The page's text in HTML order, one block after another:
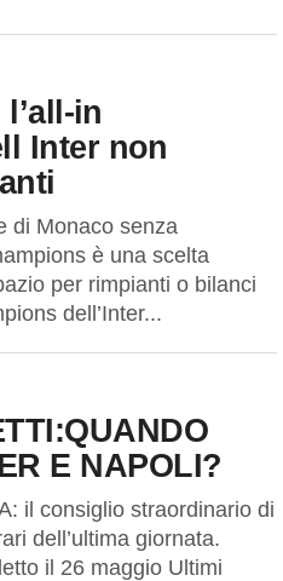
in
Inter non
di Monaco senza
è una scelta
per rimpianti o bilanci
dell’Inter...
E NAPOLI?
il consiglio straordinario di
dell’ultima giornata.
il 26 maggio Ultimi